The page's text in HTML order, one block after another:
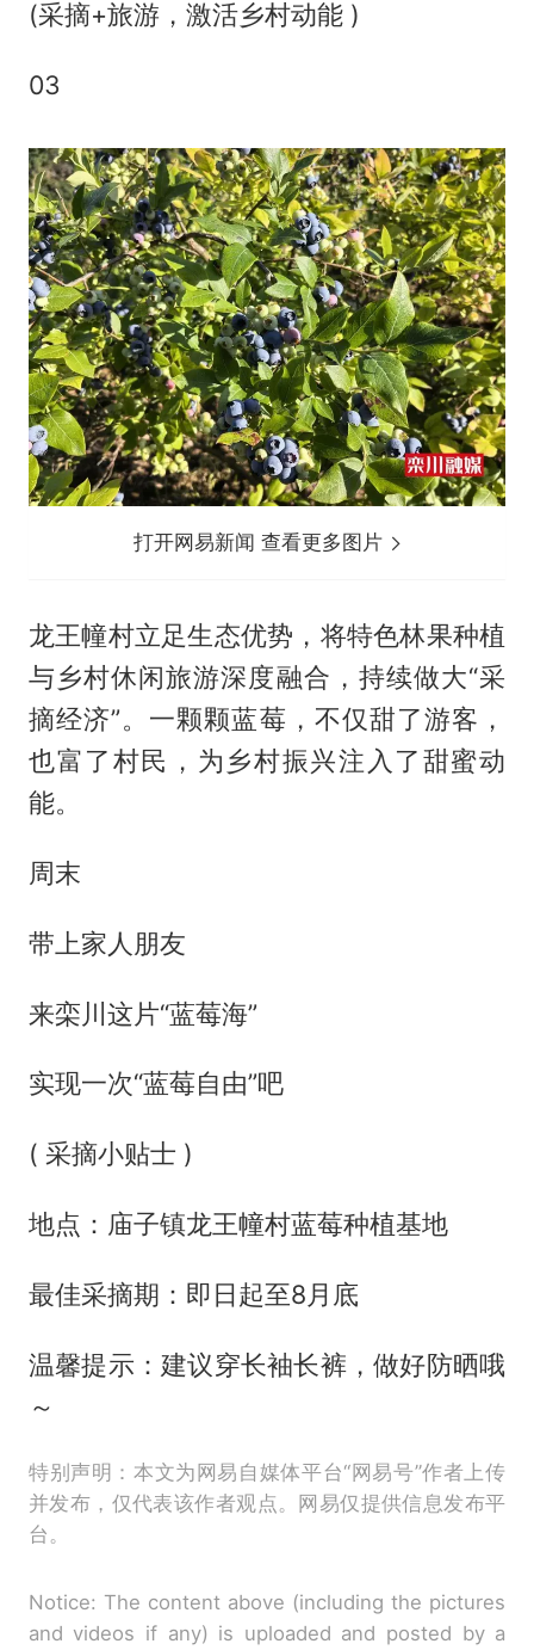
(采摘+旅游，激活乡村动能 )
03
打开网易新闻 查看更多图片
龙王幢村立足生态优势，将特色林果种植
与乡村休闲旅游深度融合，持续做大“采
摘经济”。一颗颗蓝莓，不仅甜了游客，
也富了村民，为乡村振兴注入了甜蜜动
能。
周末
带上家人朋友
来栾川这片“蓝莓海”
实现一次“蓝莓自由”吧
( 采摘小贴士 )
地点：庙子镇龙王幢村蓝莓种植基地
最佳采摘期：即日起至8月底
温馨提示：建议穿长袖长裤，做好防晒哦
～
特别声明：本文为网易自媒体平台“网易号”作者上传
并发布，仅代表该作者观点。网易仅提供信息发布平
台。
Notice: The content above (including the pictures
and videos if any) is uploaded and posted by a